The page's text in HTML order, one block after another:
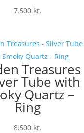
7.500 kr.
Treasures
Tube with
Quartz –
Ring
8.500 kr.